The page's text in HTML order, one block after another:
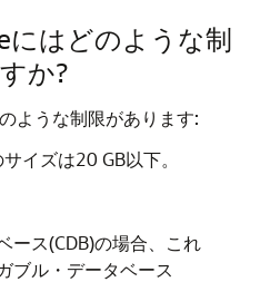
にはどのような制
か?
ような制限があります:
イズは20 GB以下。
ース(CDB)の場合、これ
ブル・データベース